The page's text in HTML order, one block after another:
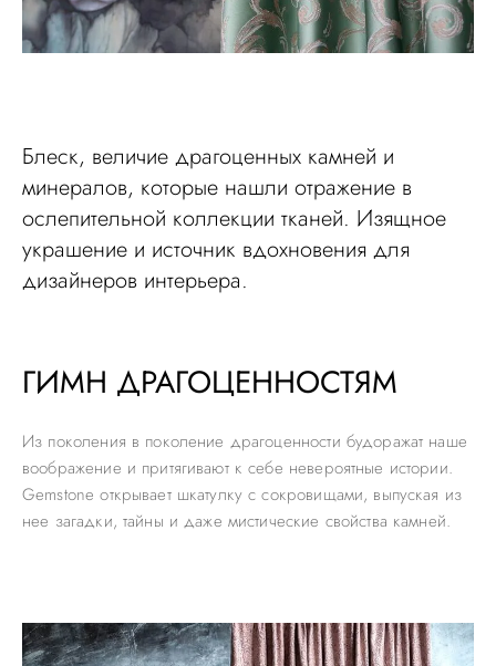
Блеск, величие драгоценных камней и
минералов, которые нашли отражение в
ослепительной коллекции тканей. Изящное
украшение и источник вдохновения для
дизайнеров интерьера.
ГИМН ДРАГОЦЕННОСТЯМ
Из поколения в поколение драгоценности будоражат наше
воображение и притягивают к себе невероятные истории.
Gemstone открывает шкатулку с сокровищами, выпуская из
нее загадки, тайны и даже мистические свойства камней.